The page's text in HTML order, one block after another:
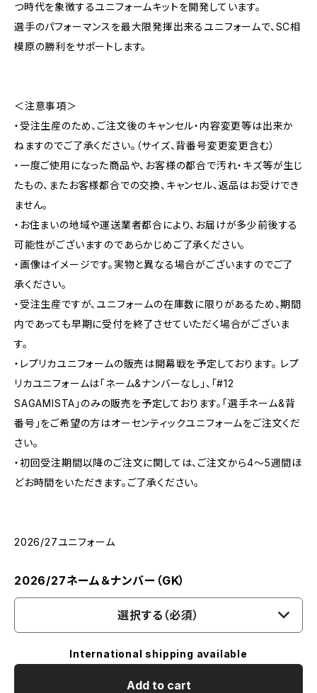
つ時代を象徴するユニフォームキットを開発しています。
選手のパフォーマンスを最大限発揮出来るユニフォームで、SC相
模原の勝利をサポートします。
＜注意事項＞
・受注生産のため、ご注文後のキャンセル・内容変更等は出来か
ねますのでご了承ください。（サイズ、背番号変更変更含む）
・一度ご使用になった商品や、お客様の都合で汚れ・キズ等が生じ
たもの、またお客様都合での交換、キャンセル、返品はお受けでき
ません。
・お住まいの地域や運送業者都合により、お届けが多少前後する
可能性がございますのであらかじめご了承ください。
・画像はイメージです。実物と異なる場合がございますのでご了
承ください。
・受注生産ですが、ユニフォームの在庫数に限りがあるため、期間
内であっても早期に受付を終了させていただく場合がございま
す。
・レプリカユニフォームの販売は開幕戦を予定しております。 レプ
リカユニフォームは「ネーム&ナンバーなし」、「#12
SAGAMISTA」のみの販売を予定しております。「選手ネーム&背
番号」をご希望の方はオーセンティックユニフォームをご注文くだ
さい。
・初回受注期間以降のご注文に関しては、ご注文から4〜5週間ほ
どお時間をいただきます。ご了承ください。
2026/27ユニフォーム
2026/27ネーム＆ナンバー（GK）
選択する（必須）
International shipping available
Add to cart